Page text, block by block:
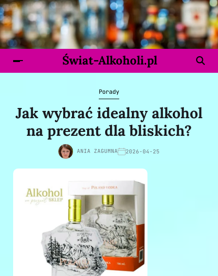
Świat-Alkoholi.pl
Porady
Jak wybrać idealny alkohol
na prezent dla bliskich?
ANIA ZAGUMNA 2026-04-25